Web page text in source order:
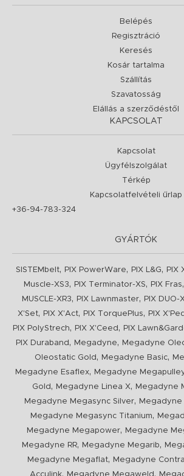
Belépés
Regisztráció
Keresés
Kosár tartalma
Szállítás
Szavatosság
Elállás a szerződéstől
KAPCSOLAT
Kapcsolat
Ügyfélszolgálat
Térkép
Kapcsolatfelvételi űrlap
+36-94-783-324
GYÁRTÓK
SISTEMbelt, PIX PowerWare, PIX L&G, PIX
Muscle-XS3, PIX Terminator-XS, PIX Fras,
MUSCLE-XR3, PIX Lawnmaster, PIX DUO-
X'Set, PIX X'Act, PIX TorquePlus, PIX
PIX PolyStrech, PIX X'Ceed , PIX
PIX Duraband , Megadyne, Megadyne
Oleostatic Gold , Megadyne Basic,
Megadyne Esaflex, Megadyne
Gold , Megadyne Linea X, Megadyne
Megadyne Megasync Silver, Megadyne
Megadyne Megasync Titanium,
Megadyne Megapower, Megadyne
Megadyne RR, Megadyne Megarib,
Megadyne Megaflat, Megadyne
, ,